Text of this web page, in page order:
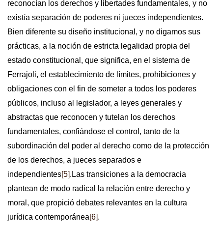
reconocían los derechos y libertades fundamentales, y no
existía separación de poderes ni jueces independientes.
Bien diferente su diseño institucional, y no digamos sus
prácticas, a la noción de estricta legalidad propia del
estado constitucional, que significa, en el sistema de
Ferrajoli, el establecimiento de límites, prohibiciones y
obligaciones con el fin de someter a todos los poderes
públicos, incluso al legislador, a leyes generales y
abstractas que reconocen y tutelan los derechos
fundamentales, confiándose el control, tanto de la
subordinación del poder al derecho como de la protección
de los derechos, a jueces separados e
independientes [5] .Las transiciones a la democracia
plantean de modo radical la relación entre derecho y
moral, que propició debates relevantes en la cultura
jurídica contemporánea [6] .